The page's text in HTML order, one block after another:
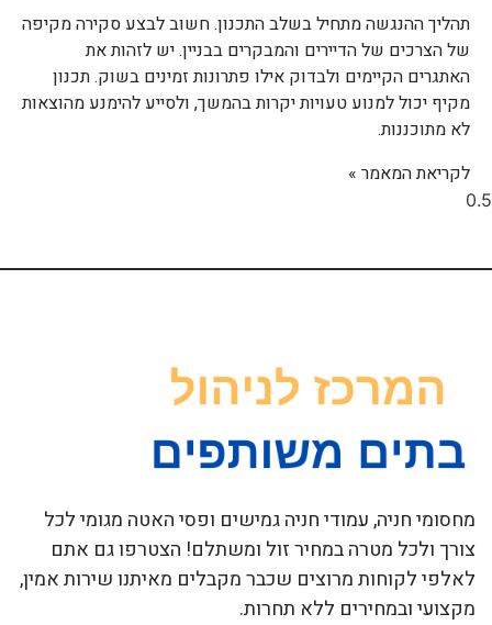
תהליך ההנגשה מתחיל בשלב התכנון. חשוב לבצע סקירה מקיפה
של הצרכים של הדיירים והמבקרים בבניין. יש לזהות את
האתגרים הקיימים ולבדוק אילו פתרונות זמינים בשוק. תכנון
מקיף יכול למנוע טעויות יקרות בהמשך, ולסייע להימנע מהוצאות
לא מתוכננות.
לקריאת המאמר »
מחסומי חניה, עמודי חניה גמישים ופסי האטה מגומי לכל
צורך ולכל מטרה במחיר זול ומשתלם! הצטרפו גם אתם
לאלפי לקוחות מרוצים שכבר מקבלים מאיתנו שירות אמין,
מקצועי ובמחירים ללא תחרות.